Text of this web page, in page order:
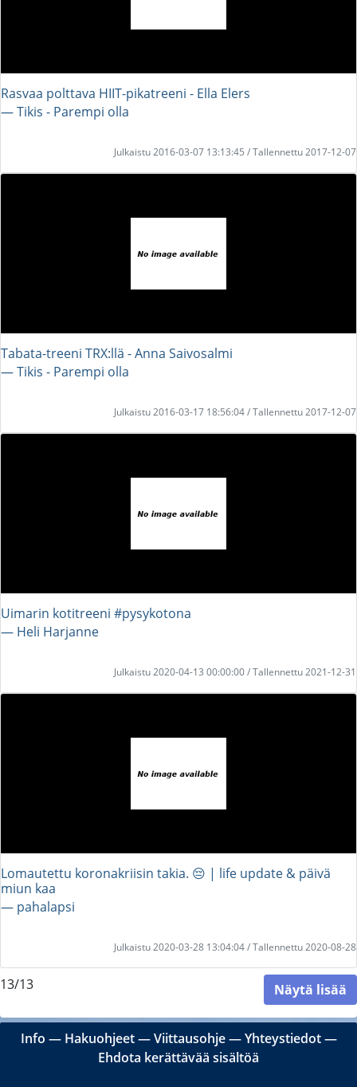
Rasvaa polttava HIIT-pikatreeni - Ella Elers
― Tikis - Parempi olla
Julkaistu 2016-03-07 13:13:45 / Tallennettu 2017-12-07
Tabata-treeni TRX:llä - Anna Saivosalmi
― Tikis - Parempi olla
Julkaistu 2016-03-17 18:56:04 / Tallennettu 2017-12-07
Uimarin kotitreeni #pysykotona
― Heli Harjanne
Julkaistu 2020-04-13 00:00:00 / Tallennettu 2021-12-31
Lomautettu koronakriisin takia. 😔 | life update & päivä
miun kaa
― pahalapsi
Julkaistu 2020-03-28 13:04:04 / Tallennettu 2020-08-28
13/13 Näytä lisää
Info ― Hakuohjeet―Viittausohje―Yhteystiedot―
Ehdota kerättävää sisältöä